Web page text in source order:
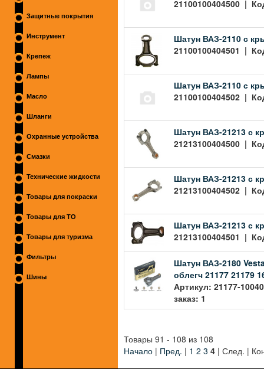
Защитные покрытия
Инструмент
Крепеж
Лампы
Масло
Шланги
Охранные устройства
Смазки
Технические жидкости
Товары для покраски
Товары для ТО
Товары для туризма
Фильтры
Шины
21100100404500 |
Шатун ВАЗ-2110 с
21100100404501 |
Шатун ВАЗ-2110 с
21100100404502 |
Шатун ВАЗ-21213 с
21213100404500 |
Шатун ВАЗ-21213 с
21213100404502 |
Шатун ВАЗ-21213 с
21213100404501 |
Шатун ВАЗ-2180
облегч 21177 21179
Артикул: 21177-
заказ: 1
Товары 91 - 108 из 108
Начало | Пред. | 1 2 3 4 | След. |